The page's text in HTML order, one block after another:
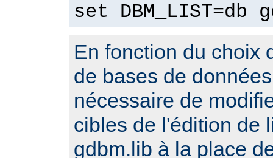
set DBM_LIST=db
En fonction du choix
de bases de
nécessaire de
cibles de l'édition de
gdbm.lib à la place